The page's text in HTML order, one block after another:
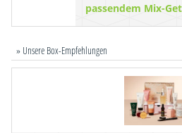
passendem Mix-
» Unsere Box-Empfehlungen